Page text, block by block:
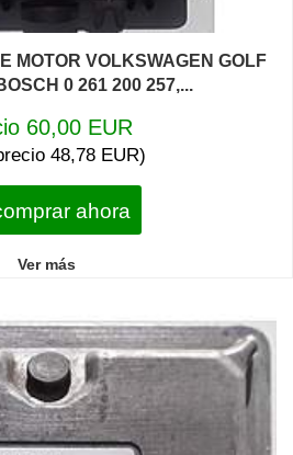
MOTOR VOLKSWAGEN GOLF
0 261 200 257,...
60,00 EUR
48,78 EUR)
ahora
Ver más